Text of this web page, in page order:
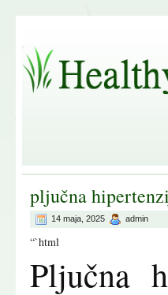
pljučna
14 maja, 2025 admin
“`html
Pljučna